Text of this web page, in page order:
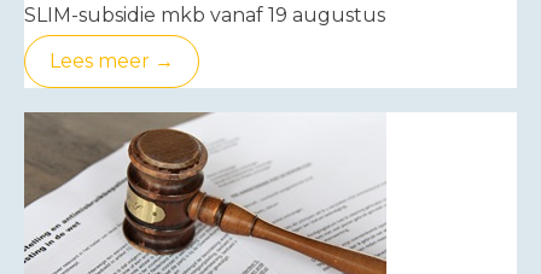
SLIM-subsidie mkb vanaf 19 augustus
Lees meer →